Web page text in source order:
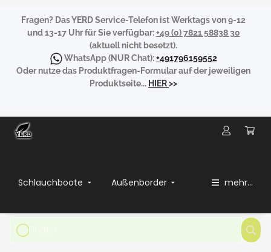
Fragen? Das YERD Service-Telefon ist Werktags von 9-12
und 13-17 Uhr für Sie verfügbar:+49 (0) 7821 58838 30
(aktuell nicht besetzt).
WhatsApp(NUR Chat):+491796159552
Oder nutze das Produktfragen-Formular auf der jeweiligen
Produktseite... HIER>>
Schlauchboote Außenborder mehr...